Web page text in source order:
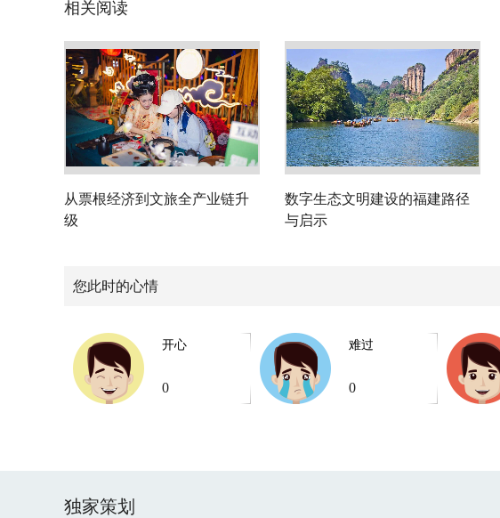
相关阅读
从票根经济到文旅全产业链升
级
数字生态文明建设的福建路径
与启示
您此时的心情
开心
0
难过
0
独家策划